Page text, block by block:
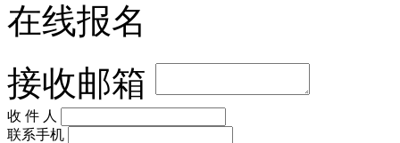
在线报名
接收邮箱
收 件 人
联系手机